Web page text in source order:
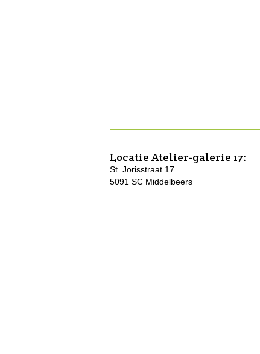
Locatie Atelier-galerie 17:
St. Jorisstraat 17
5091 SC Middelbeers